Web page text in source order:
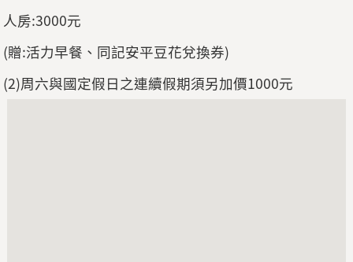
人房:3000元
(贈:活力早餐、同記安平豆花兌換券)
(2)周六與國定假日之連續假期須另加價1000元